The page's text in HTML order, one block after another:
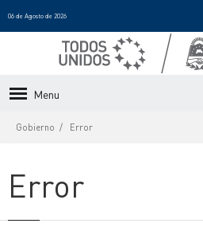
06 de Agosto de 2026
Menu
Gobierno Error
Error